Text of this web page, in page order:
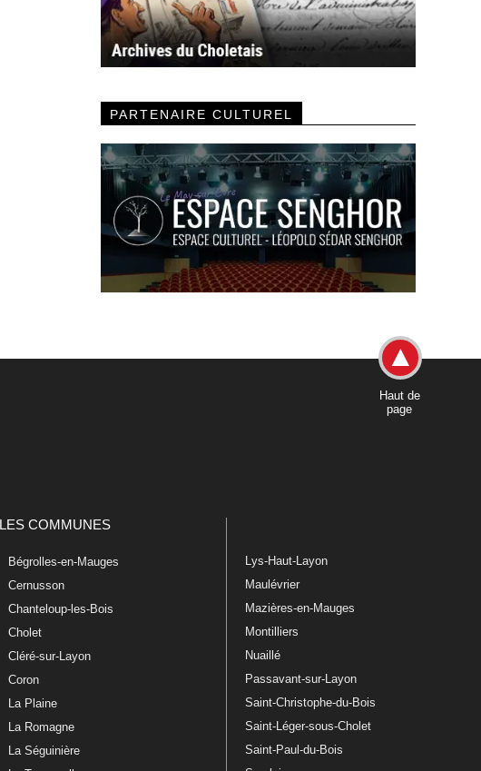
PARTENAIRE CULTUREL
Haut de
page
LES COMMUNES
Bégrolles-en-Mauges
Cernusson
Chanteloup-les-Bois
Cholet
Cléré-sur-Layon
Coron
La Plaine
La Romagne
La Séguinière
Lys-Haut-Layon
Maulévrier
Mazières-en-Mauges
Montilliers
Nuaillé
Passavant-sur-Layon
Saint-Christophe-du-Bois
Saint-Léger-sous-Cholet
Saint-Paul-du-Bois